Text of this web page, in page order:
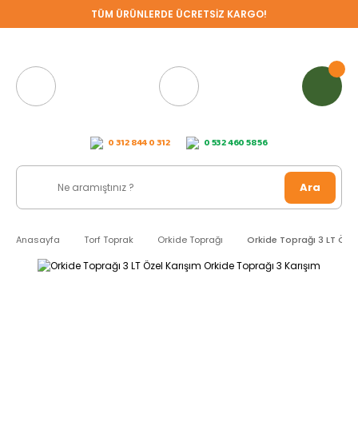
TÜM ÜRÜNLERDE ÜCRETSİZ KARGO!
0 312 844 0 312 0 532 460 58 56
Ara
Anasayfa Torf Toprak Orkide Toprağı Orkide Toprağı 3 LT